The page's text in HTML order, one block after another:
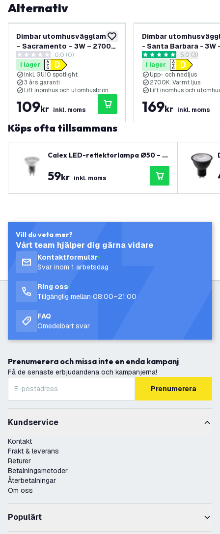
Alternativ
lägg till i önskelistan
Dimbar utomhusvägglampa
– Sacramento – 3W – 2700K
– Svart
0 stjärnbetyg0.0 (0)
I lager
Inkl. GU10 spotlight
3 års garanti
Lift inomhus och utomhusbron
109kr inkl. moms
Dimbar
- Santa Barbara - 3W
2700K - IP54 - Svart
öppna
5 stjärnbetyg5.0 (3)
I lager
Upp- och nedljus
2700K: Varmt ljus
Lift inomhus och
169kr inkl. moms
Köps ofta tillsammans
Calex LED-reflektorlampa Ø50 – G
59kr inkl. moms
Vill du veta mer?
Vårt team hjälper dig gärna vidare
Kontaktformulär
Svar inom 1 arbetsdag
Ring oss
Tillgänglig mellan 08:00–21:00
FAQ
Omedelbart svar
Prenumerera och missa inte en enda kampanj
Få de senaste erbjudandena och kampanjerna!
Prenumerera
Kundservice
Kontakt
Frakt & leverans
Returer
Betalningsmetoder
Återbetalningar
Om oss
Populärt